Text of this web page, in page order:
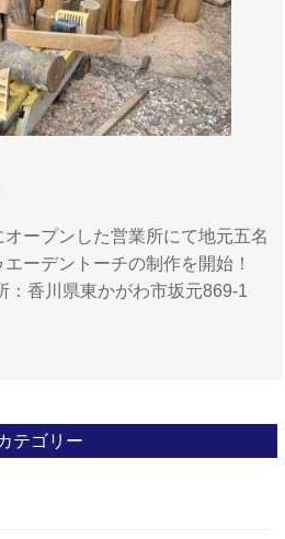
ープンした営業所にて地元五名
ーデントーチの制作を開始！
：香川県東かがわ市坂元869-1
テゴリー